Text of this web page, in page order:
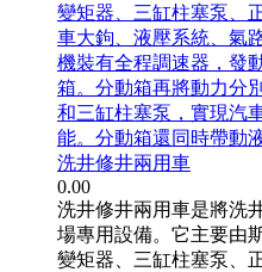
變矩器、三缸柱塞泵、
車大鉤、液壓系統、氣
機裝有全程調速器，發
箱。分動箱再將動力分
和三缸柱塞泵，實現汽
能。分動箱還同時帶動
洗井修井兩用車
0.00
洗井修井兩用車是將洗
場專用設備。它主要由
變矩器、三缸柱塞泵、